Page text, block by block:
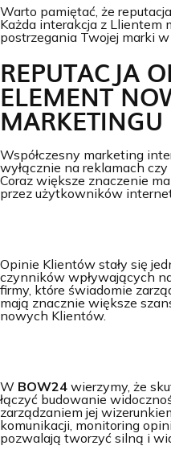
Warto pamiętać, że
Każda interakcja z Llientem
postrzegania Twojej marki w
REPUTACJA
ELEMENT
MARKETINGU
Współczesny marketing
wyłącznie na reklamach
Coraz większe znaczenie
przez użytkowników
Opinie Klientów stały się
czynników wpływających
firmy, które świadomie
mają znacznie większe
nowych Klientów.
W BOW24 wierzymy, że
łączyć budowanie
zarządzaniem jej
komunikacji, monitoring
pozwalają tworzyć silną i